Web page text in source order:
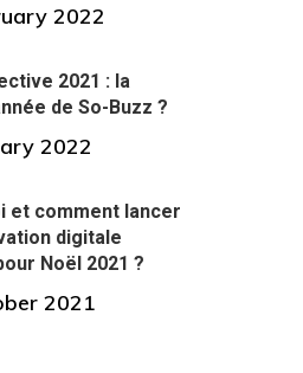
2022
2021 : la
de So-Buzz ?
2022
et comment lancer
digitale
Noël 2021 ?
2021